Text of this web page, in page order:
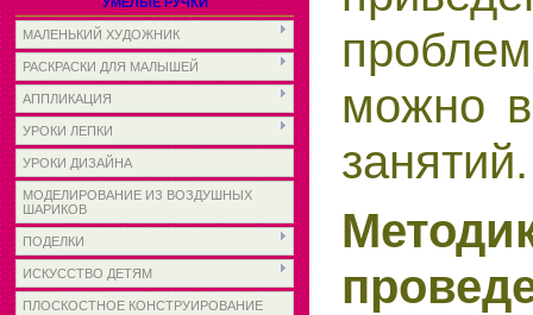
МАЛЕНЬКИЙ ХУДОЖНИК
РАСКРАСКИ ДЛЯ МАЛЫШЕЙ
АППЛИКАЦИЯ
УРОКИ ЛЕПКИ
УРОКИ ДИЗАЙНА
МОДЕЛИРОВАНИЕ ИЗ ВОЗДУШНЫХ
ШАРИКОВ
ПОДЕЛКИ
ИСКУССТВО ДЕТЯМ
ПЛОСКОСТНОЕ КОНСТРУИРОВАНИЕ
можно
занятий.